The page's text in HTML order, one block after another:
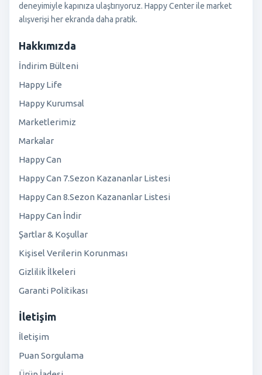
deneyimiyle kapınıza ulaştırıyoruz. Happy Center ile market
alışverişi her ekranda daha pratik.
Hakkımızda
İndirim Bülteni
Happy Life
Happy Kurumsal
Marketlerimiz
Markalar
Happy Can
Happy Can 7.Sezon Kazananlar Listesi
Happy Can 8.Sezon Kazananlar Listesi
Happy Can İndir
Şartlar & Koşullar
Kişisel Verilerin Korunması
Gizlilik İlkeleri
Garanti Politikası
İletişim
İletişim
Puan Sorgulama